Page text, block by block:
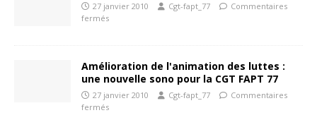
27 janvier 2010 Cgt-fapt_77
Commentaires
fermés
Amélioration de l'animation des luttes :
une nouvelle sono pour la CGT FAPT 77
27 janvier 2010 Cgt-fapt_77
Commentaires
fermés